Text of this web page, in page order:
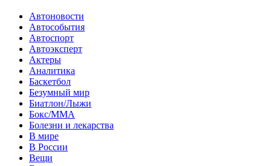
Автоновости
Автособытия
Автоспорт
Автоэксперт
Актеры
Аналитика
Баскетбол
Безумный мир
Биатлон/Лыжи
Бокс/MMA
Болезни и лекарства
В мире
В России
Вещи